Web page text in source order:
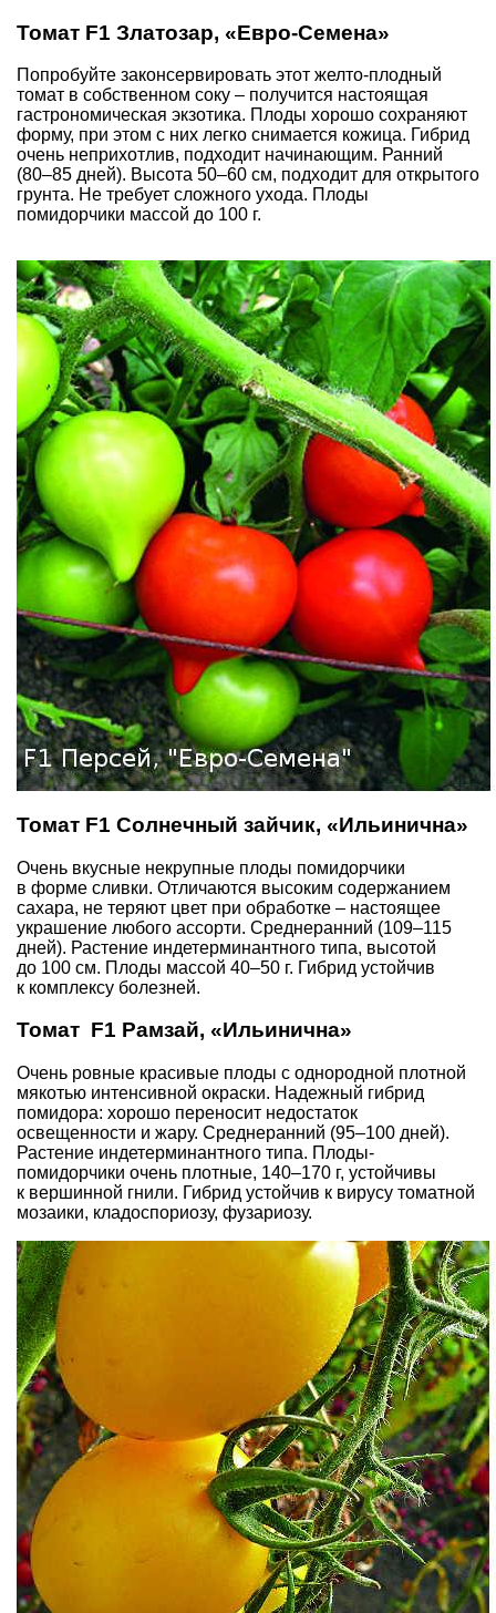
Томат F1 Златозар, «Евро-Семена»
Попробуйте законсервировать этот желто-плодный
томат в собственном соку – получится настоящая
гастрономическая экзотика. Плоды хорошо сохраняют
форму, при этом с них легко снимается кожица. Гибрид
очень неприхотлив, подходит начинающим. Ранний
(80–85 дней). Высота 50–60 см, подходит для открытого
грунта. Не требует сложного ухода. Плоды
помидорчики массой до 100 г.
Томат F1 Солнечный зайчик, «Ильинична»
Очень вкусные некрупные плоды помидорчики
в форме сливки. Отличаются высоким содержанием
сахара, не теряют цвет при обработке – настоящее
украшение любого ассорти. Среднеранний (109–115
дней). Растение индетерминантного типа, высотой
до 100 см. Плоды массой 40–50 г. Гибрид устойчив
к комплексу болезней.
Томат F1 Рамзай, «Ильинична»
Очень ровные красивые плоды с однородной плотной
мякотью интенсивной окраски. Надежный гибрид
помидора: хорошо переносит недостаток
освещенности и жару. Среднеранний (95–100 дней).
Растение индетерминантного типа. Плоды-
помидорчики очень плотные, 140–170 г, устойчивы
к вершинной гнили. Гибрид устойчив к вирусу томатной
мозаики, кладоспориозу, фузариозу.